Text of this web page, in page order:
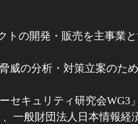
トの開発・販売を主事業
威の分析・対策立案のた
セキュリティ研究会WG3
一般財団法人日本情報経